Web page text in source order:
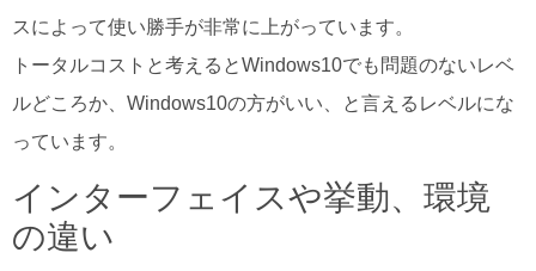
スによって使い勝手が非常に上がっています。
トータルコストと考えるとWindows10でも問題のないレベ
ルどころか、Windows10の方がいい、と言えるレベルにな
っています。
インターフェイスや挙動、環境
の違い